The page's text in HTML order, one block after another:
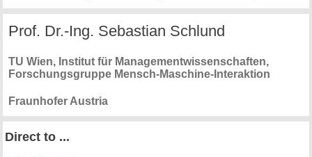
Prof. Dr.-Ing. Sebastian Schlund
TU Wien, Institut für Managementwissenschaften,
Forschungsgruppe Mensch-Maschine-Interaktion
Fraunhofer Austria
Direct to ...